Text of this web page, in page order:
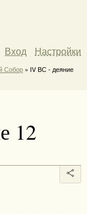
Вход Настройки
Собор » IV ВС - деяние
12